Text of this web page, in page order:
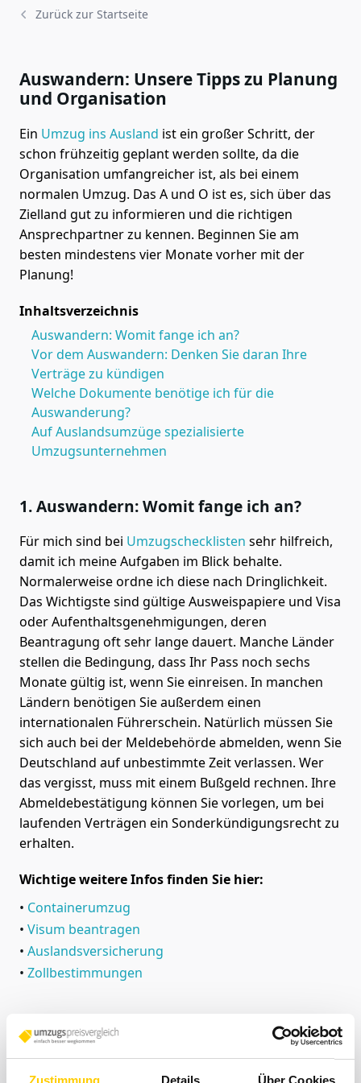
Zustimmung Details Über Cookies
Zurück zur Startseite
Auswandern: Unsere Tipps zu Planung
und Organisation
Ein Umzug ins Ausland ist ein großer Schritt, der
schon frühzeitig geplant werden sollte, da die
Organisation umfangreicher ist, als bei einem
normalen Umzug. Das A und O ist es, sich über das
Zielland gut zu informieren und die richtigen
Ansprechpartner zu kennen. Beginnen Sie am
besten mindestens vier Monate vorher mit der
Planung!
Inhaltsverzeichnis
Auswandern: Womit fange ich an?
Vor dem Auswandern: Denken Sie daran Ihre
Verträge zu kündigen
Welche Dokumente benötige ich für die
Auswanderung?
Auf Auslandsumzüge spezialisierte
Umzugsunternehmen
1. Auswandern: Womit fange ich an?
Für mich sind bei Umzugschecklisten sehr hilfreich,
damit ich meine Aufgaben im Blick behalte.
Normalerweise ordne ich diese nach Dringlichkeit.
Das Wichtigste sind gültige Ausweispapiere und Visa
oder Aufenthaltsgenehmigungen, deren
Beantragung oft sehr lange dauert. Manche Länder
stellen die Bedingung, dass Ihr Pass noch sechs
Monate gültig ist, wenn Sie einreisen. In manchen
Ländern benötigen Sie außerdem einen
internationalen Führerschein. Natürlich müssen Sie
sich auch bei der Meldebehörde abmelden, wenn Sie
Deutschland auf unbestimmte Zeit verlassen. Wer
das vergisst, muss mit einem Bußgeld rechnen. Ihre
Abmeldebestätigung können Sie vorlegen, um bei
laufenden Verträgen ein Sonderkündigungsrecht zu
erhalten.
Wichtigeweitere Infos finden Sie hier:
Containerumzug
Visum beantragen
Auslandsversicherung
Zollbestimmungen
2. Vor dem Auswandern: Denken Sie
daran Ihre Verträge zu kündigen
Vergessen Sie nicht Strom-, Gas- und